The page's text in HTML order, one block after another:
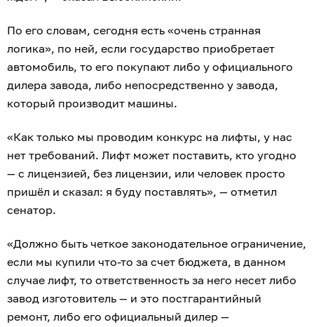
По его словам, сегодня есть «очень странная
логика», по ней, если государство приобретает
автомобиль, то его покупают либо у официального
дилера завода, либо непосредственно у завода,
который производит машины.
«Как только мы проводим конкурс на лифты, у нас
нет требований. Лифт может поставить, кто угодно
— с лицензией, без лицензии, или человек просто
пришёл и сказал: я буду поставлять», — отметил
сенатор.
«Должно быть четкое законодательное ограничение,
если мы купили что-то за счет бюджета, в данном
случае лифт, то ответственность за него несет либо
завод изготовитель — и это постгарантийный
ремонт, либо его официальный дилер —